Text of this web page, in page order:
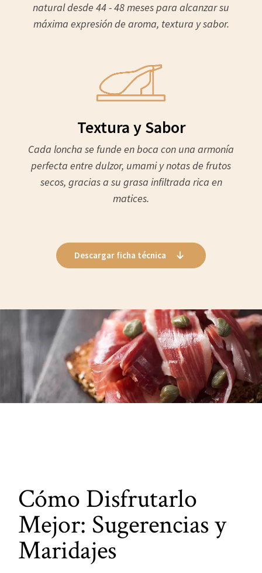
natural desde 44 - 48 meses para alcanzar su
máxima expresión de aroma, textura y sabor.
Textura y Sabor
Cada loncha se funde en boca con una armonía
perfecta entre dulzor, umami y notas de frutos
secos, gracias a su grasa infiltrada rica en
matices.
Descargar ficha técnica
Cómo Disfrutarlo
Mejor: Sugerencias y
Maridajes